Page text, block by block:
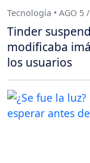
Tecnología • AGO 5
Tinder
modificaba
los usuarios